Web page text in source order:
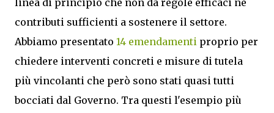
linea di principio che non dà regole efficaci né
contributi sufficienti a sostenere il settore.
Abbiamo presentato 14 emendamenti proprio per
chiedere interventi concreti e misure di tutela
più vincolanti che però sono stati quasi tutti
bocciati dal Governo. Tra questi l'esempio più